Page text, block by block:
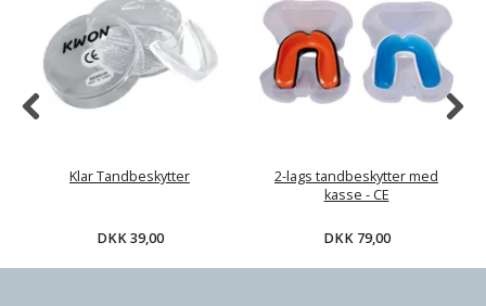
Klar Tandbeskytter
DKK 39,00
2-lags tandbeskytter med
kasse - CE
DKK 79,00